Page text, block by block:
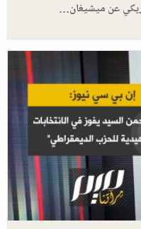
عن ميشيغان…